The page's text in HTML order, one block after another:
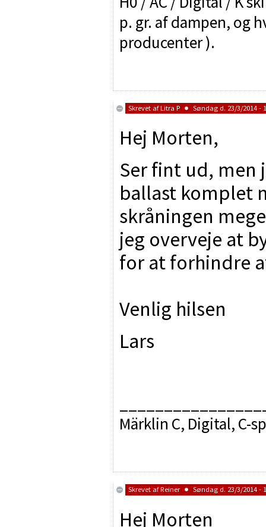
p. gr. af dampen, og
producenter ).
Skrevet afLitra P Søndag d. 23/3/2014 -
Hej Morten,
Ser fint ud, men
ballast komplet
skråningen
jeg overveje at
for at forhindre
Venlig hilsen
Lars
Märklin C, Digital, C-
Skrevet afReiner Søndag d. 23/3/2014 -
Hej Morten